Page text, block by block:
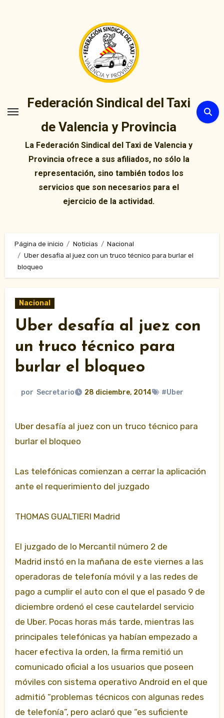
Federación Sindical del Taxi
de Valencia y Provincia
La Federación Sindical del Taxi de Valencia y
Provincia ofrece a sus afiliados, no sólo la
representación, sino también todos los
servicios que son necesarios para el
ejercicio de la actividad.
Página de inicio Noticias
Nacional
Uber desafía al juez con un truco técnico para burlar el
bloqueo
Nacional
Uber desafía al juez con
un truco técnico para
burlar el bloqueo
por Secretario 28 diciembre, 2014 #Uber
Uber desafía al juez con un truco técnico para
burlar el bloqueo
Las telefónicas comienzan a cerrar la aplicación
ante el requerimiento del juzgado
THOMAS GUALTIERI Madrid
El juzgado de lo Mercantil número 2 de
Madrid instó en la mañana de este viernes a las
operadoras de telefonía móvil y a las redes de
pago a cumplir el auto con el que el pasado 9 de
diciembre ordenó el cese cautelardel servicio
de Uber. Pocas horas más tarde, mientras las
principales telefónicas ya habían empezado a
hacer efectiva la orden, la firma remitió un
comunicado oficial a los usuarios que poseen
móviles con sistema operativo Android en el que
admitió “problemas técnicos con algunas redes
de telefonía”, pero aclaró que “es suficiente